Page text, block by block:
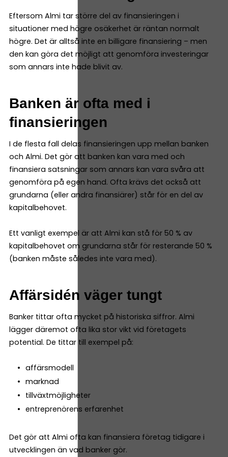
Eftersom Almi tar större del av finansieringen i
situationer med högre osäkerhet är räntan normalt
högre. Det är alltså inte en billigare finansiering – men
den kan göra det möjligt att genomföra investeringar
som annars inte hade blivit av.
Banken är ofta med i
finansieringen
I de flesta fall delas finansieringen upp mellan banken
och Almi. Det gör att banken kan vara med och
finansiera satsningar som annars kan vara svåra att
genomföra på egen hand. Ofta krävs det också att
grundarna (eller andra finansiärer) står för en del av
kapitalbehovet.
Ett vanligt exempel är att Almi kan stå för 50 % av
kapitalbehovet om grundarna står för resterande 50 %
(banken måste således inte vara med).
Affärsidén väger tungt
Banker tittar ofta mycket på historiska siffror. Almi
lägger däremot ofta lika stor vikt vid företagets
potential. De tittar till exempel på:
affärsmodell
marknad
tillväxtmöjligheter
entreprenörens erfarenhet
Det gör att Almi ofta kan finansiera företag tidigare i
utvecklingen än vad banker gör.